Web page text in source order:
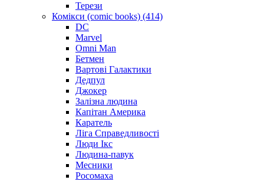
Терези
Комікси (comic books) (414)
DC
Marvel
Omni Man
Бетмен
Вартові Галактики
Дедпул
Джокер
Залізна людина
Капітан Америка
Каратель
Ліга Справедливості
Люди Ікс
Людина-павук
Месники
Росомаха